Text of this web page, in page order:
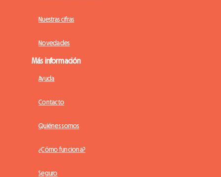
Nuestras cifras
Novedades
Más información
Ayuda
Contacto
Quiénes somos
¿Cómo funciona?
Seguro